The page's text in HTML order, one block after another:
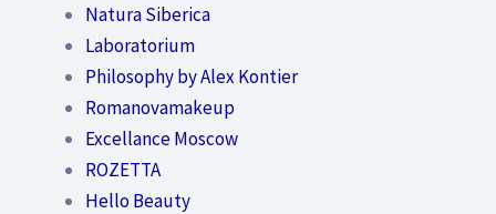
Natura Siberica
Laboratorium
Philosophy by Alex Kontier
Romanovamakeup
Excellance Moscow
ROZETTA
Hello Beauty